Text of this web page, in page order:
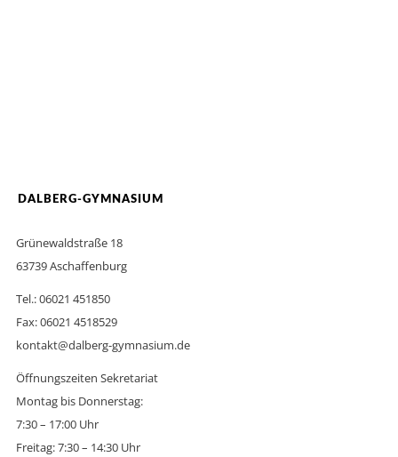
DALBERG-GYMNASIUM
Grünewaldstraße 18
63739 Aschaffenburg
Tel.: 06021 451850
Fax: 06021 4518529
kontakt@dalberg-gymnasium.de
Öffnungszeiten Sekretariat
Montag bis Donnerstag:
7:30 – 17:00 Uhr
Freitag: 7:30 – 14:30 Uhr